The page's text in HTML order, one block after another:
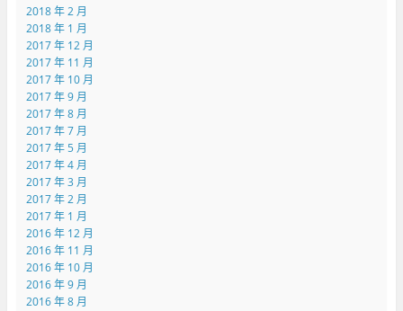
2018 年 2 月
2018 年 1 月
2017 年 12 月
2017 年 11 月
2017 年 10 月
2017 年 9 月
2017 年 8 月
2017 年 7 月
2017 年 5 月
2017 年 4 月
2017 年 3 月
2017 年 2 月
2017 年 1 月
2016 年 12 月
2016 年 11 月
2016 年 10 月
2016 年 9 月
2016 年 8 月